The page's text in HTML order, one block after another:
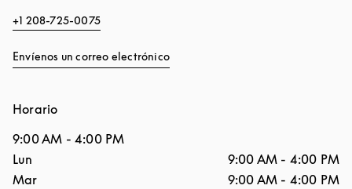
+1 208-725-0075
Envíenos un correo electrónico
Horario
9:00 AM -4:00 PM
Día de la semana
Lun 9:00 AM- 4:00 PM
Mar
9:00 AM- 4:00 PM